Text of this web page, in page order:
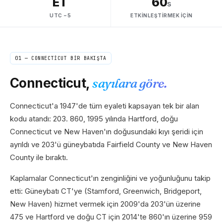
UTC −5
s
ETKINLEŞTIRMEK IÇIN
01 — CONNECTICUT BİR BAKIŞTA
Connecticut,sayılara göre.
Connecticut'a 1947'de tüm eyaleti kapsayan tek bir alan
kodu atandı: 203. 860, 1995 yılında Hartford, doğu
Connecticut ve New Haven'ın doğusundaki kıyı şeridi için
ayrıldı ve 203'ü güneybatıda Fairfield County ve New Haven
County ile bıraktı.
Kaplamalar Connecticut'ın zenginliğini ve yoğunluğunu takip
etti: Güneybatı CT'ye (Stamford, Greenwich, Bridgeport,
New Haven) hizmet vermek için 2009'da 203'ün üzerine
475 ve Hartford ve doğu CT için 2014'te 860'ın üzerine 959